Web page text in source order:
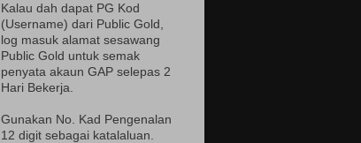
Kalau dah dapat PG Kod
(Username) dari Public Gold,
log masuk alamat sesawang
Public Gold untuk semak
penyata akaun GAP selepas 2
Hari Bekerja.
Gunakan No. Kad Pengenalan
12 digit sebagai katalaluan.